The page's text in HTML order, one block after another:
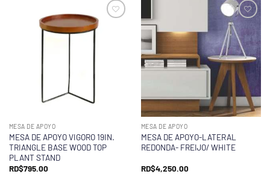
MESA DE APOYO
MESA DE APOYO VIGORO 19IN.
TRIANGLE BASE WOOD TOP
PLANT STAND
RD$795.00
MESA DE APOYO
MESA DE APOYO-LATERAL
REDONDA- FREIJO/ WHITE
RD$4,250.00